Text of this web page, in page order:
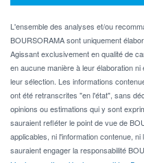
L'ensemble des analyses et/ou
BOURSORAMA sont uniquement
Agissant exclusivement en qualité de
en aucune manière à leur élaboration
leur sélection. Les informations
ont été retranscrites "en l'état", sans
opinions ou estimations qui y sont
sauraient refléter le point de vue de
applicables, ni l'information contenue,
sauraient engager la responsabilité